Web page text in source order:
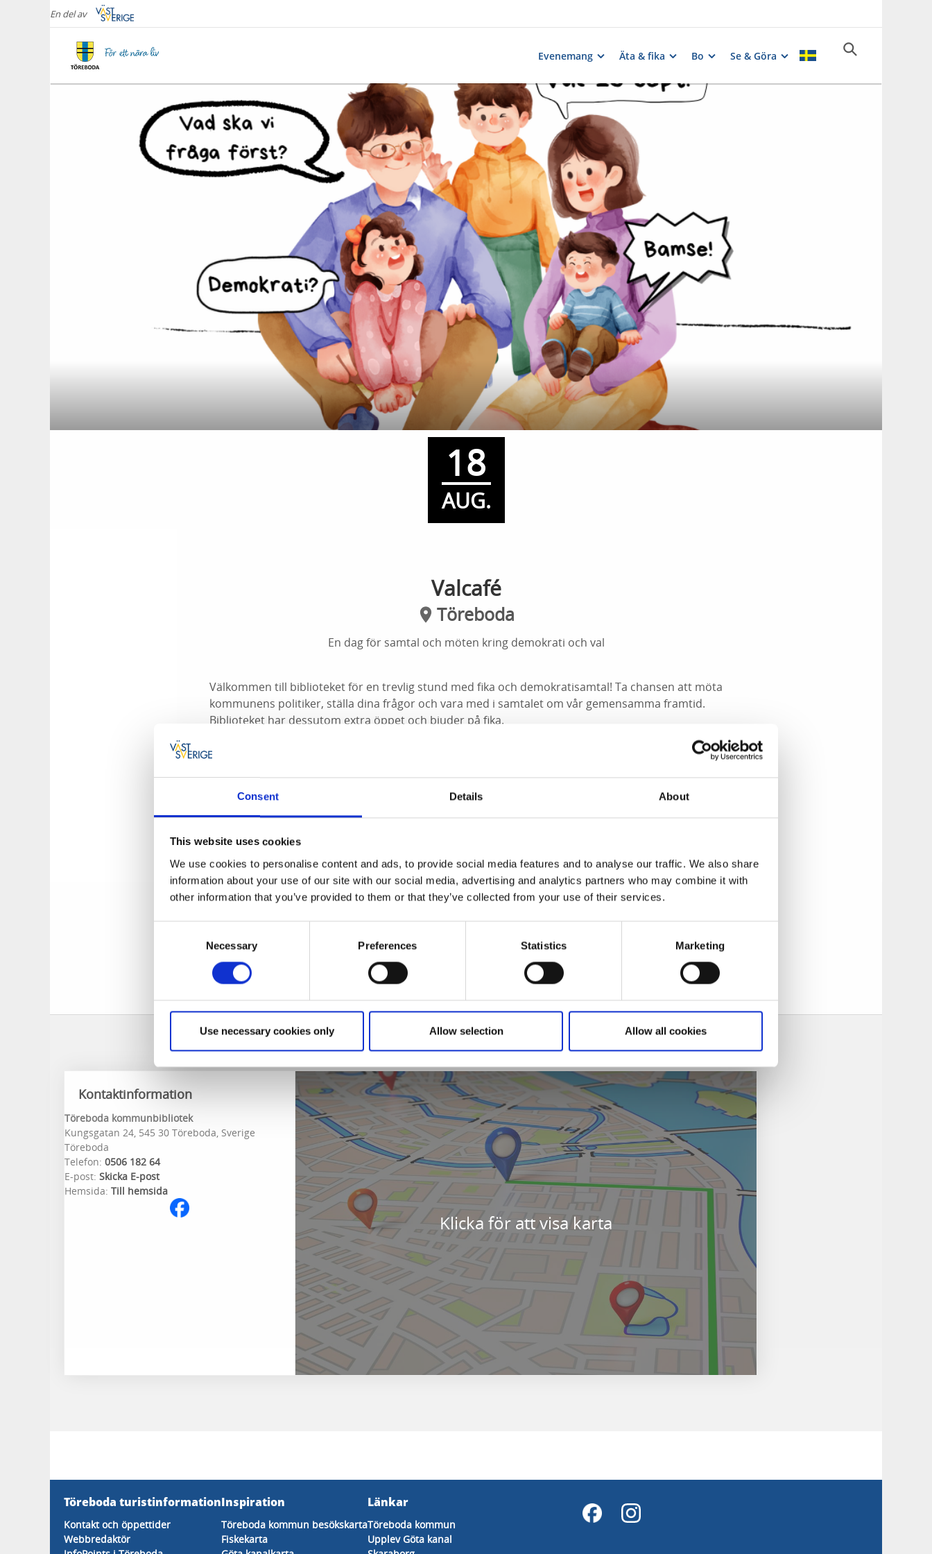
Consent Details About
This website uses cookies
We use cookies to personalise content and ads, to provide social media features and to analyse our traffic. We also share
information about your use of our site with our social media, advertising and analytics partners who may combine it with
other information that you’ve provided to them or that they’ve collected from your use of their services.
Necessary Preferences Statistics Marketing
Use necessary cookies only Allow selection Allow all cookies
En del av
Evenemang Äta & fika Bo Se & Göra
18
AUG.
Valcafé
Töreboda
En dag för samtal och möten kring demokrati och val
Välkommen till biblioteket för en trevlig stund med fika och demokratisamtal! Ta chansen att möta
kommunens politiker, ställa dina frågor och vara med i samtalet om vår gemensamma framtid.
Biblioteket har dessutom extra öppet och bjuder på fika.
Dagens program:
Politiker besöker biblioteket
Frågestund
Biblioteket bjuder på fika
Valjakten (för de minsta)
Tipspromenad
Bamsetidning om demokrati
Temahylla: Val och demokrati
Kontaktinformation
Töreboda kommunbibliotek
Kungsgatan 24, 545 30 Töreboda, Sverige
Töreboda
Telefon: 0506 182 64
E-post: Skicka E-post
Hemsida: Till hemsida
Klicka för att visa karta
Töreboda turistinformation
Kontakt och öppettider
Webbredaktör
Inspiration
Töreboda kommun besökskarta
Fiskekarta
Länkar
Töreboda kommun
Upplev Göta kanal